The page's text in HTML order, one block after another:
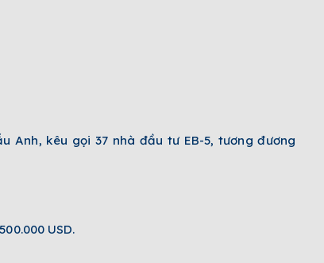
kêu gọi 37 nhà đầu tư EB-5, tương đương
USD.